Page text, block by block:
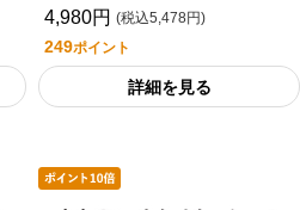
4,980円 (税込5,478円)
249ポイント
詳細を見る